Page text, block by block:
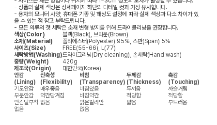
- 상품의 실제 색상은 상세페이지 하단의 디테일 컷과 가장 유사합니다.
- 용자의 모니터 사양, 휴대폰 기종 및 해상도 설정에 따라 실제 색상과 다소 차이가 있
을 수 있는 점 참고 부탁드립니다.
- 모든 의류의 첫 세탁은 소재 변형 방지를 위해 드라이클리닝을 권장합니다.
색상(Color)
블랙(Black), 브라운(Brown)
소재(Material)
폴리에스터(Polyester) 95%, 스판(Span) 5%
사이즈(Size)
FREE(55-66), L(77)
세탁방법(Washing)드라이크리닝(Dry cleaning), 손세탁(Hand wash)
중량(Weight)
420g
제조국(Origin)
대한민국(Korea)
안감
(Lining)
신축성
(Flexibility)
비침
(Transparency)
두께감
(Thickness)
촉감
(Touching)
기모안감
매우좋음 비침있음 두꺼움
까슬거림
부분안감
약간당겨짐 비침약간 적당함
적당함
안감탈부착 없음 밝은칼라만 얇음
부드러움
없음
없음